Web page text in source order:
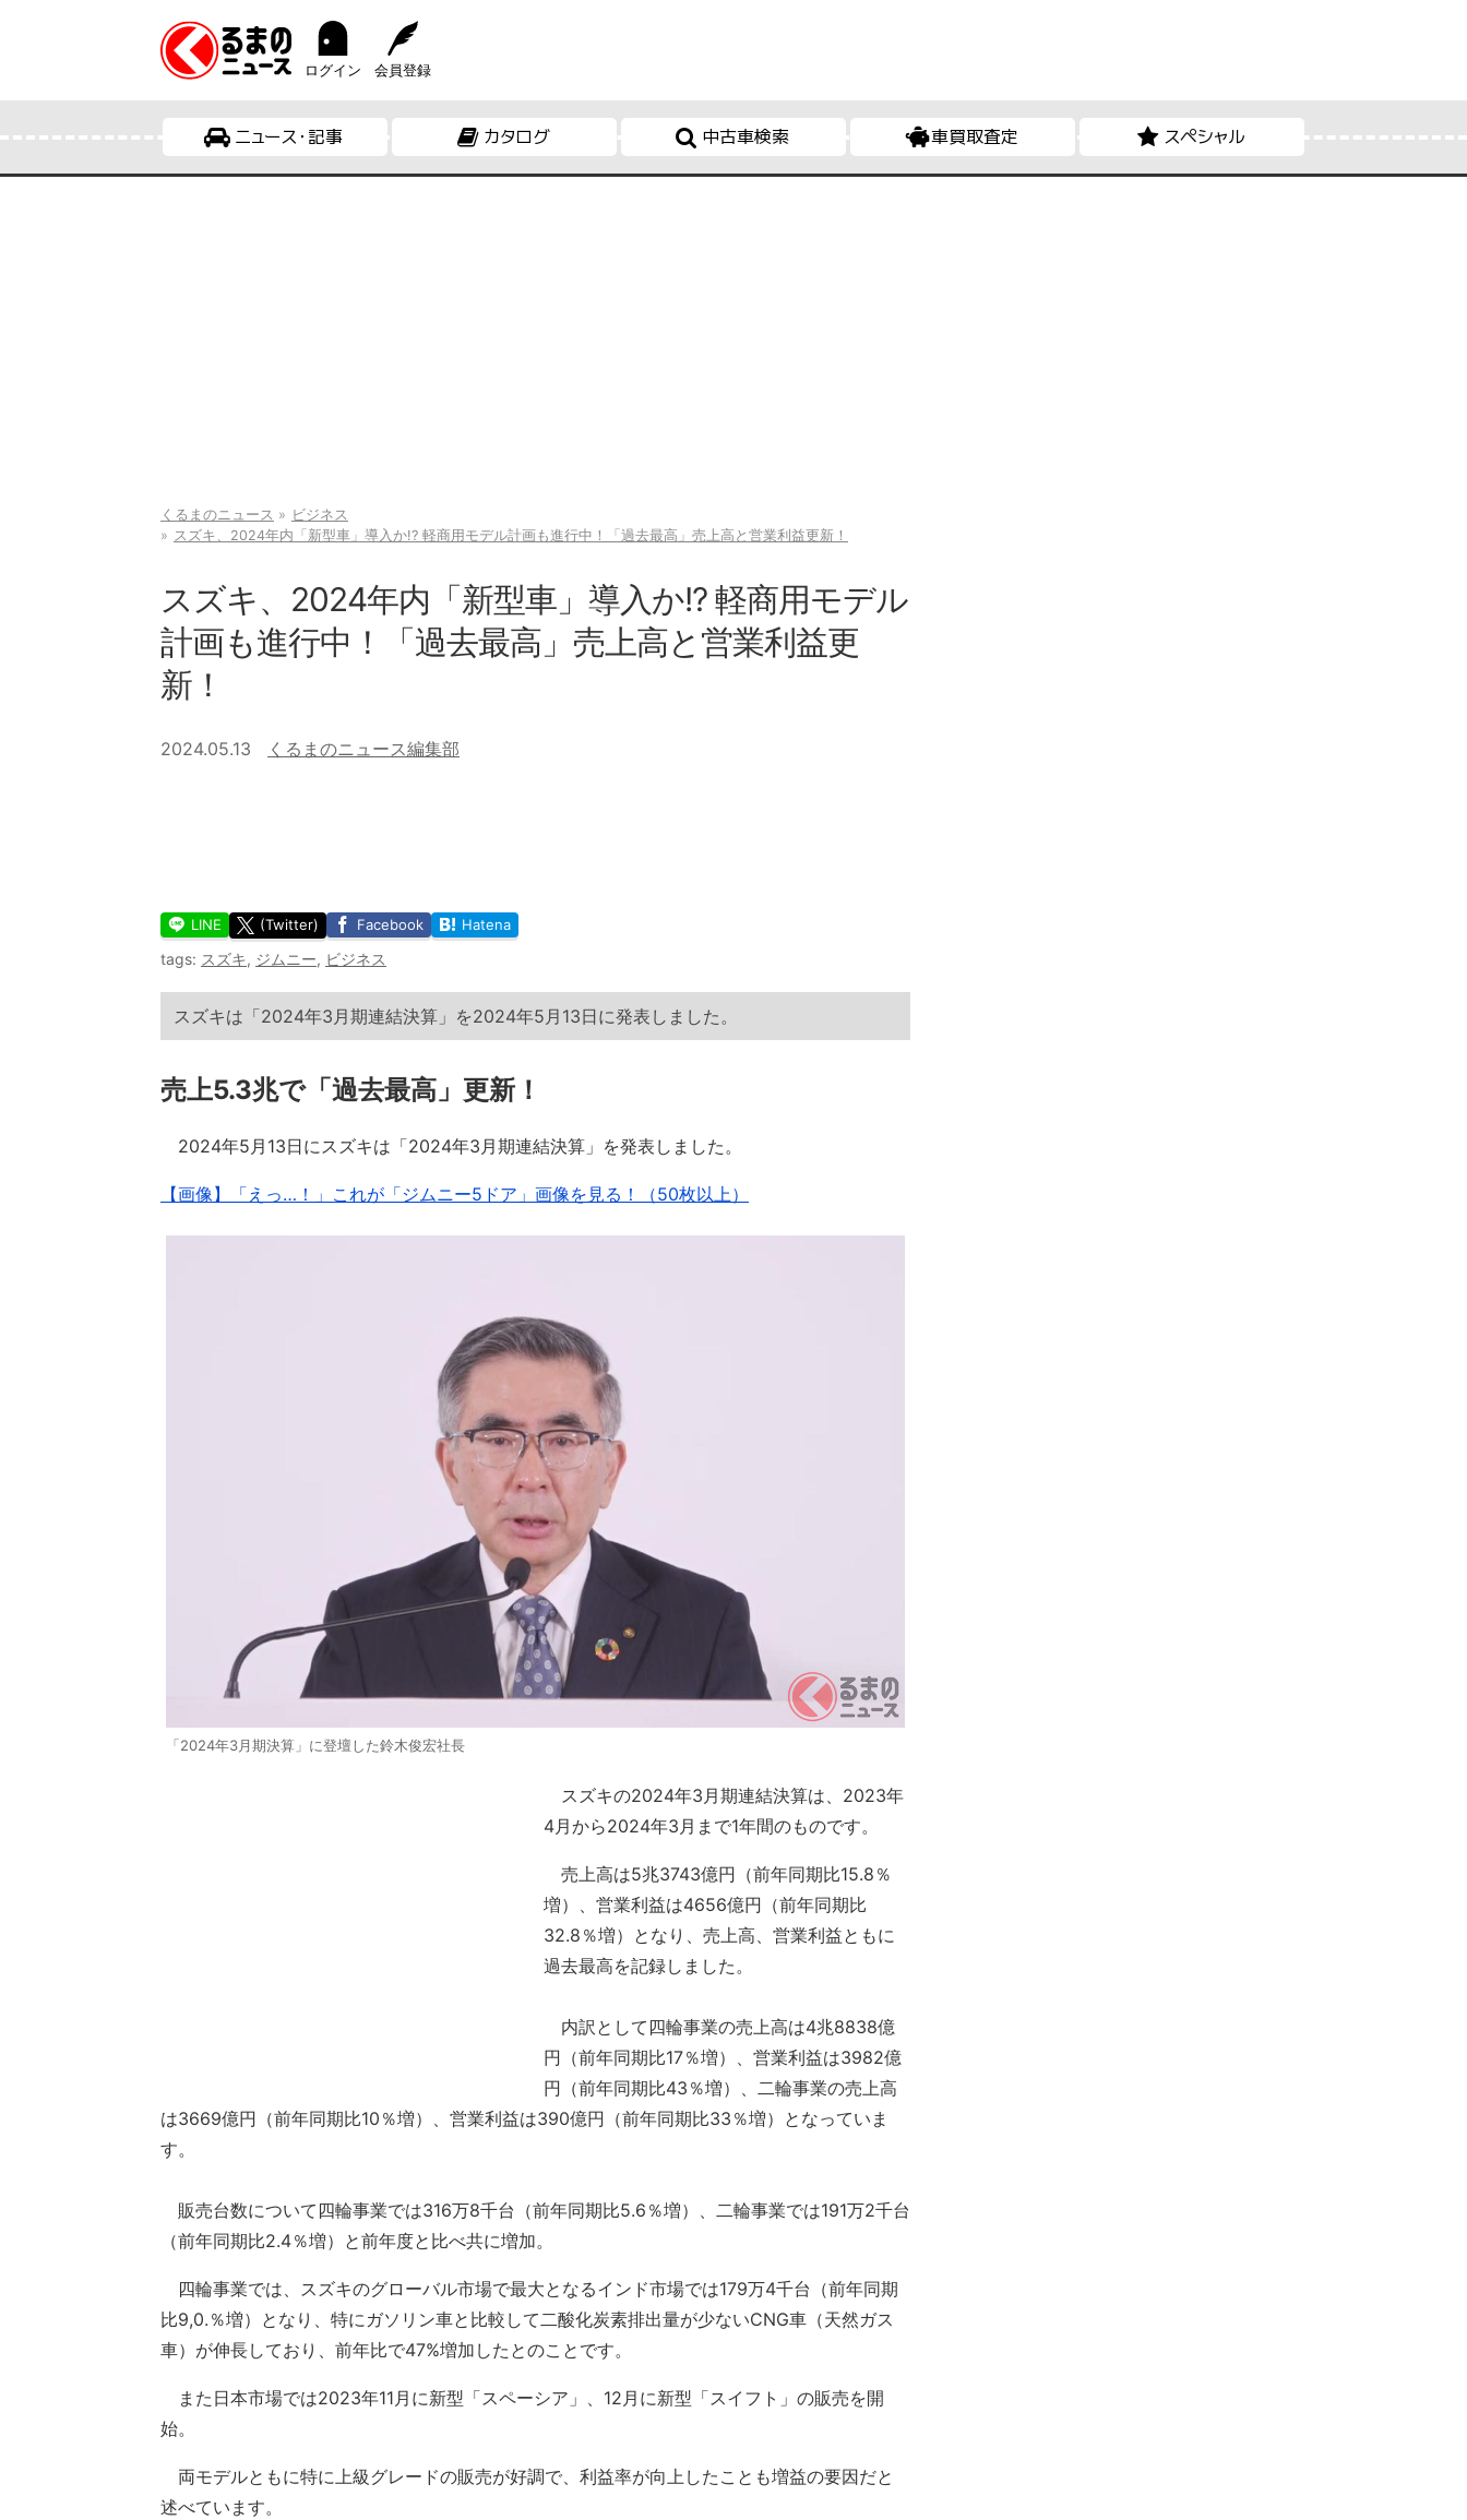
ログイン 会員登録
ニュース・記事 カタログ 中古車検索 車買取査定 スペシャル
くるまのニュース
ビジネス
スズキ、2024年内「新型車」導入か!? 軽商用モデル計画も進行中！「過去最高」売上高と営業利益更新！
スズキ、2024年内「新型車」導入か!? 軽商用モデル
計画も進行中！「過去最高」売上高と営業利益更
新！
2024.05.13 くるまのニュース編集部
LINE (Twitter) Facebook Hatena
tags: スズキ, ジムニー, ビジネス
スズキは「2024年3月期連結決算」を2024年5月13日に発表しました。
売上5.3兆で「過去最高」更新！
2024年5月13日にスズキは「2024年3月期連結決算」を発表しました。
【画像】「えっ…！」これが「ジムニー5ドア」画像を見る！（50枚以上）
「2024年3月期決算」に登壇した鈴木俊宏社長
スズキの2024年3月期連結決算は、2023年
4月から2024年3月まで1年間のものです。
売上高は5兆3743億円（前年同期比15.8％
増）、営業利益は4656億円（前年同期比
32.8％増）となり、売上高、営業利益ともに
過去最高を記録しました。
内訳として四輪事業の売上高は4兆8838億
円（前年同期比17％増）、営業利益は3982億
円（前年同期比43％増）、二輪事業の売上高
は3669億円（前年同期比10％増）、営業利益は390億円（前年同期比33％増）となっていま
す。
販売台数について四輪事業では316万8千台（前年同期比5.6％増）、二輪事業では191万2千台
（前年同期比2.4％増）と前年度と比べ共に増加。
四輪事業では、スズキのグローバル市場で最大となるインド市場では179万4千台（前年同期
比9,0.％増）となり、特にガソリン車と比較して二酸化炭素排出量が少ないCNG車（天然ガス
車）が伸長しており、前年比で47%増加したとのことです。
また日本市場では2023年11月に新型「スペーシア」、12月に新型「スイフト」の販売を開
始。
両モデルともに特に上級グレードの販売が好調で、利益率が向上したことも増益の要因だと
述べています。